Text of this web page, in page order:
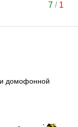
7/ 1
домофонной